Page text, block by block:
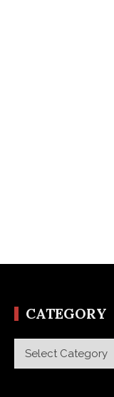
CATEGORY
Category